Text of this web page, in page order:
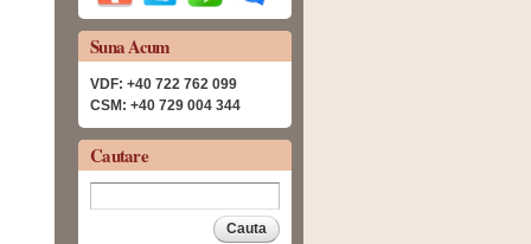
Suna Acum
VDF: +40 722 762 099
CSM: +40 729 004 344
Cautare